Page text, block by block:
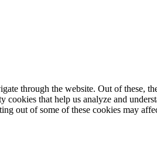
through the website. Out of these,
that help us analyze and
out of some of these cookies may